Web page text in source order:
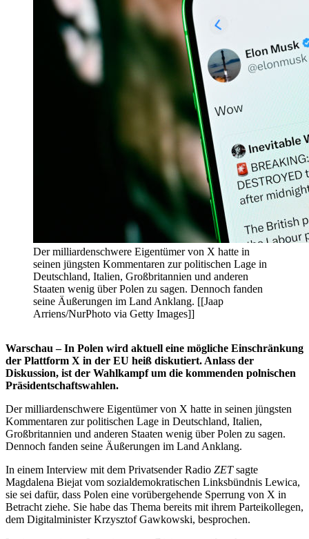
Der milliardenschwere Eigentümer von X hatte in
seinen jüngsten Kommentaren zur politischen Lage in
Deutschland, Italien, Großbritannien und anderen
Staaten wenig über Polen zu sagen. Dennoch fanden
seine Äußerungen im Land Anklang. [[Jaap
Arriens/NurPhoto via Getty Images]]
Warschau – In Polen wird aktuell eine mögliche Einschränkung
der Plattform X in der EU heiß diskutiert. Anlass der
Diskussion, ist der Wahlkampf um die kommenden polnischen
Präsidentschaftswahlen.
Der milliardenschwere Eigentümer von X hatte in seinen jüngsten
Kommentaren zur politischen Lage in Deutschland, Italien,
Großbritannien und anderen Staaten wenig über Polen zu sagen.
Dennoch fanden seine Äußerungen im Land Anklang.
In einem Interview mit dem Privatsender Radio ZETsagte
Magdalena Biejat vom sozialdemokratischen Linksbündnis Lewica,
sie sei dafür, dass Polen eine vorübergehende Sperrung von X in
Betracht ziehe. Sie habe das Thema bereits mit ihrem Parteikollegen,
dem Digitalminister Krzysztof Gawkowski, besprochen.